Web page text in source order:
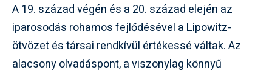
A 19. század végén és a 20. század elején az
iparosodás rohamos fejlődésével a Lipowitz-
ötvözet és társai rendkívül értékessé váltak. Az
alacsony olvadáspont, a viszonylag könnyű